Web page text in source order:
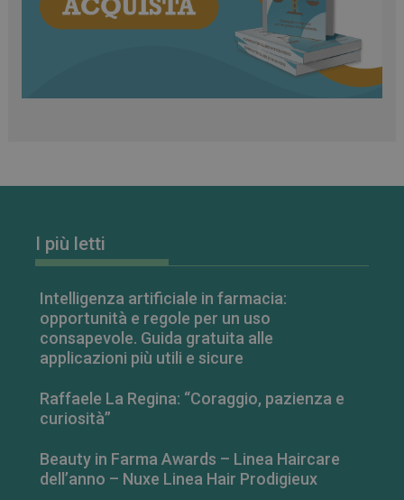
I più letti
Intelligenza artificiale in farmacia:
opportunità e regole per un uso
consapevole. Guida gratuita alle
applicazioni più utili e sicure
Raffaele La Regina: “Coraggio, pazienza e
curiosità”
Beauty in Farma Awards – Linea Haircare
dell’anno – Nuxe Linea Hair Prodigieux
protette del sito. Il sito web non è in grado di
NOME
PHPSESSID
PHP.net
Sessione